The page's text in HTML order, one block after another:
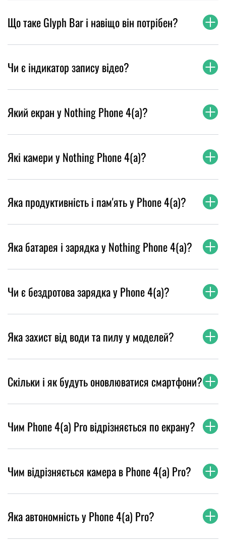
Що таке Glyph Bar і навіщо він потрібен?
Чи є індикатор запису відео?
Який екран у Nothing Phone 4(a)?
Які камери у Nothing Phone 4(a)?
Яка продуктивність і пам'ять у Phone 4(a)?
Яка батарея і зарядка у Nothing Phone 4(a)?
Чи є бездротова зарядка у Phone 4(a)?
Яка захист від води та пилу у моделей?
Скільки і як будуть оновлюватися смартфони?
Чим Phone 4(a) Pro відрізняється по екрану?
Чим відрізняється камера в Phone 4(a) Pro?
Яка автономність у Phone 4(a) Pro?